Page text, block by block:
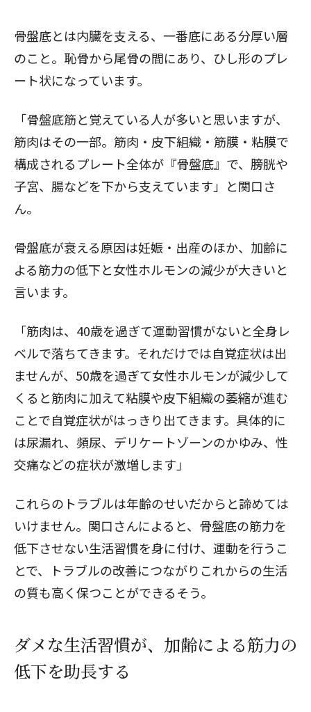
骨盤底とは内臓を支える、一番底にある分厚い層
のこと。恥骨から尾骨の間にあり、ひし形のプレ
ート状になっています。
「骨盤底筋と覚えている人が多いと思いますが、
筋肉はその一部。筋肉・皮下組織・筋膜・粘膜で
構成されるプレート全体が『骨盤底』で、膀胱や
子宮、腸などを下から支えています」と関口さ
ん。
骨盤底が衰える原因は妊娠・出産のほか、加齢に
よる筋力の低下と女性ホルモンの減少が大きいと
言います。
「筋肉は、40歳を過ぎて運動習慣がないと全身レ
ベルで落ちてきます。それだけでは自覚症状は出
ませんが、50歳を過ぎて女性ホルモンが減少して
くると筋肉に加えて粘膜や皮下組織の萎縮が進む
ことで自覚症状がはっきり出てきます。具体的に
は尿漏れ、頻尿、デリケートゾーンのかゆみ、性
交痛などの症状が激増します」
これらのトラブルは年齢のせいだからと諦めては
いけません。関口さんによると、骨盤底の筋力を
低下させない生活習慣を身に付け、運動を行うこ
とで、トラブルの改善につながりこれからの生活
の質も高く保つことができるそう。
ダメな生活習慣が、加齢による筋力の
低下を助長する